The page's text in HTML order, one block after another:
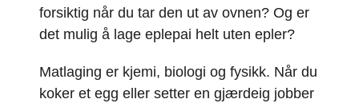
forsiktig når du tar den ut av ovnen? Og er
det mulig å lage eplepai helt uten epler?
Matlaging er kjemi, biologi og fysikk. Når du
koker et egg eller setter en gjærdeig jobber